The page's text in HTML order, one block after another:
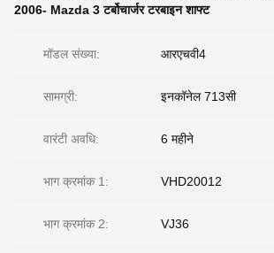
2006- Mazda 3 टर्बोचार्जर टरबाइन शाफ्ट
मॉडल संख्या: आरएचवी4
सामग्री: इनकॉनेल 713सी
वारंटी अवधि: 6 महीने
भाग क्रमांक 1: VHD20012
भाग क्रमांक 2: VJ36